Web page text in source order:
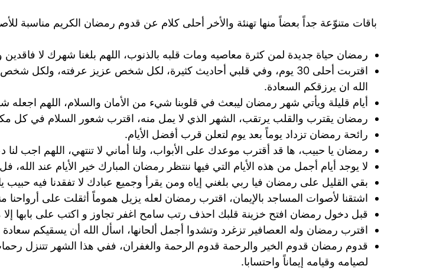
باقات متنوّعة جداً بعضاً منها تهنئة والأخر أحلى كلام عن قدوم رمضان الكريم مناسبة
رمضان حياة جديدة لمن كثرة معاصيه ومات قلبه بالذنوب، اللهم بلغنا شهرك لا فاقدين
اقتربت أحلى 30 يوم، وفي قلبي أحاديث كثيرة، لكل شخص عزيز عرفته،
الله ان يرزقكم السعادة.
أيام قليلة ويأتي شهر رمضان ليبعث في قلوبنا شيء من الأمان والسلام، اللهم
رمضان يقترب والقلب يرتقب، الشهر الذي لا يمل منه، اقترب شعور السلام في كل
رائحة رمضان تزداد يوماً بعد يوم لتعلن قرب أفضل الأيام.
رمضان يا حبيب، ها قد أقترب موعدك على الأبواب، ولنا أماني لا تنتهي، اللهم اجب لنا
لا يوجد أيام أجمل من هذه الأيام التي فيها ننتظر رمضان المبارك خير الأيام عند الله، فل
بقي القليل على رمضان فيا ربي بلغني إياه ومن يقرأ وجميع عبادك لا تفقدنا فيه حبيب
اشتقنا لأصوات المساجد بالإيمان، اقترب رمضان لعله يزيل هموماً أثقلت على أرواحنا
قبل دخول رمضان افتح خزينة قلبك احذف رتب سامح اغفر تجاوز و اكتب على بابها
اقترب رمضان وله العصافير تزغرد وتشدوا أجمل ألحانها، اسأل الله أن يسقيكم
قدوم رمضان قدوم الخير والرحمة قدوم الرحمة والغفران، ففي هذا الشهر تتنزل
لصيامه وقيامه إيماناً واحتسابا.